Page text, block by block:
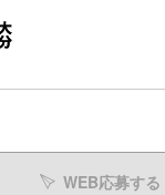
WEB応募する